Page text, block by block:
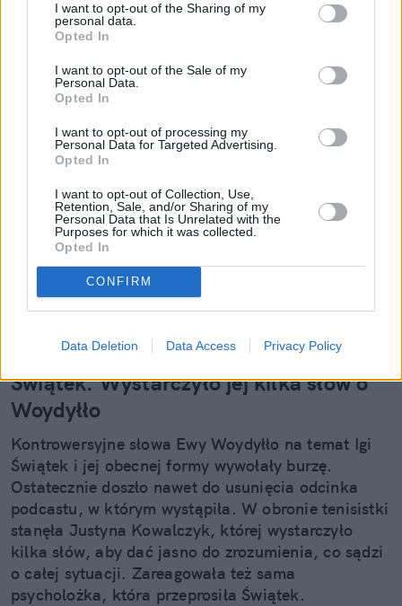
I want to opt-out of the Sharing of my
personal data.
Opted In
I want to opt-out of the Sale of my
Personal Data.
Opted In
I want to opt-out of processing my
Personal Data for Targeted Advertising.
Opted In
I want to opt-out of Collection, Use,
Retention, Sale, and/or Sharing of my
Personal Data that Is Unrelated with the
Purposes for which it was collected.
Opted In
CONFIRM
Data Deletion Data Access Privacy Policy
Justyna Kowalczyk murem za Igą
Świątek. Wystarczyło jej kilka słów o
Woydyłło
Kontrowersyjne słowa Ewy Woydyłło na temat Igi
Świątek i jej obecnej formy wywołały burzę.
Ostatecznie doszło nawet do usunięcia odcinka
podcastu, w którym wystąpiła. W obronie tenisistki
stanęła Justyna Kowalczyk, której wystarczyło
kilka słów, aby dać jasno do zrozumienia, co sądzi
o całej sytuacji. Zareagowała też sama
psycholożka, która przeprosiła Świątek.